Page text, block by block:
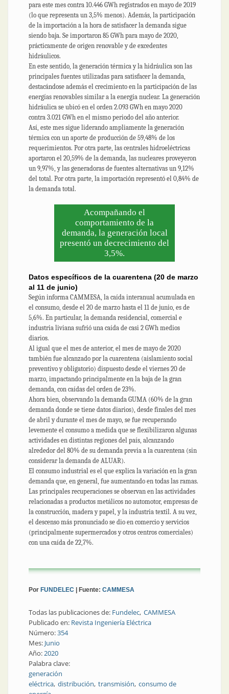
para este mes contra 10.446 GWh registrados en mayo de 2019
(lo que representa un 3,5% menos). Además, la participación
de la importación a la hora de satisfacer la demanda sigue
siendo baja. Se importaron 85 GWh para mayo de 2020,
prácticamente de origen renovable y de excedentes
hidráulicos.
En este sentido, la generación térmica y la hidráulica son las
principales fuentes utilizadas para satisfacer la demanda,
destacándose además el crecimiento en la participación de las
energías renovables similar a la energía nuclear. La generación
hidráulica se ubicó en el orden 2.093 GWh en mayo 2020
contra 3.021 GWh en el mismo periodo del año anterior.
Así, este mes sigue liderando ampliamente la generación
térmica con un aporte de producción de 59,48% de los
requerimientos. Por otra parte, las centrales hidroeléctricas
aportaron el 20,59% de la demanda, las nucleares proveyeron
un 9,97%, y las generadoras de fuentes alternativas un 9,12%
del total. Por otra parte, la importación representó el 0,84% de
la demanda total.
Acompañando el
comportamiento de la
demanda, la generación local
presentó un decrecimiento del
3,5%.
Datos específicos de la cuarentena (20 de marzo
al 11 de junio)
Según informa CAMMESA, la caída interanual acumulada en
el consumo, desde el 20 de marzo hasta el 11 de junio, es de
5,6%. En particular, la demanda residencial, comercial e
industria liviana sufrió una caída de casi 2 GWh medios
diarios.
Al igual que el mes de anterior, el mes de mayo de 2020
también fue alcanzado por la cuarentena (aislamiento social
preventivo y obligatorio) dispuesto desde el viernes 20 de
marzo, impactando principalmente en la baja de la gran
demanda, con caídas del orden de 23%.
Ahora bien, observando la demanda GUMA (60% de la gran
demanda donde se tiene datos diarios), desde finales del mes
de abril y durante el mes de mayo, se fue recuperando
levemente el consumo a medida que se flexibilizaron algunas
actividades en distintas regiones del país, alcanzando
alrededor del 80% de su demanda previa a la cuarentena (sin
considerar la demanda de ALUAR).
El consumo industrial es el que explica la variación en la gran
demanda que, en general, fue aumentando en todas las ramas.
Las principales recuperaciones se observan en las actividades
relacionadas a productos metálicos no automotor, empresas de
la construcción, madera y papel, y la industria textil. A su vez,
el descenso más pronunciado se dio en comercio y servicios
(principalmente supermercados y otros centros comerciales)
con una caída de 22,7%.
Por FUNDELEC | Fuente: CAMMESA
Todas las publicaciones de: Fundelec CAMMESA
Publicado en: Revista Ingeniería Eléctrica
Número:354
Mes: Junio
Año:2020
Palabra clave:
generación
eléctrica distribución transmisión consumo de